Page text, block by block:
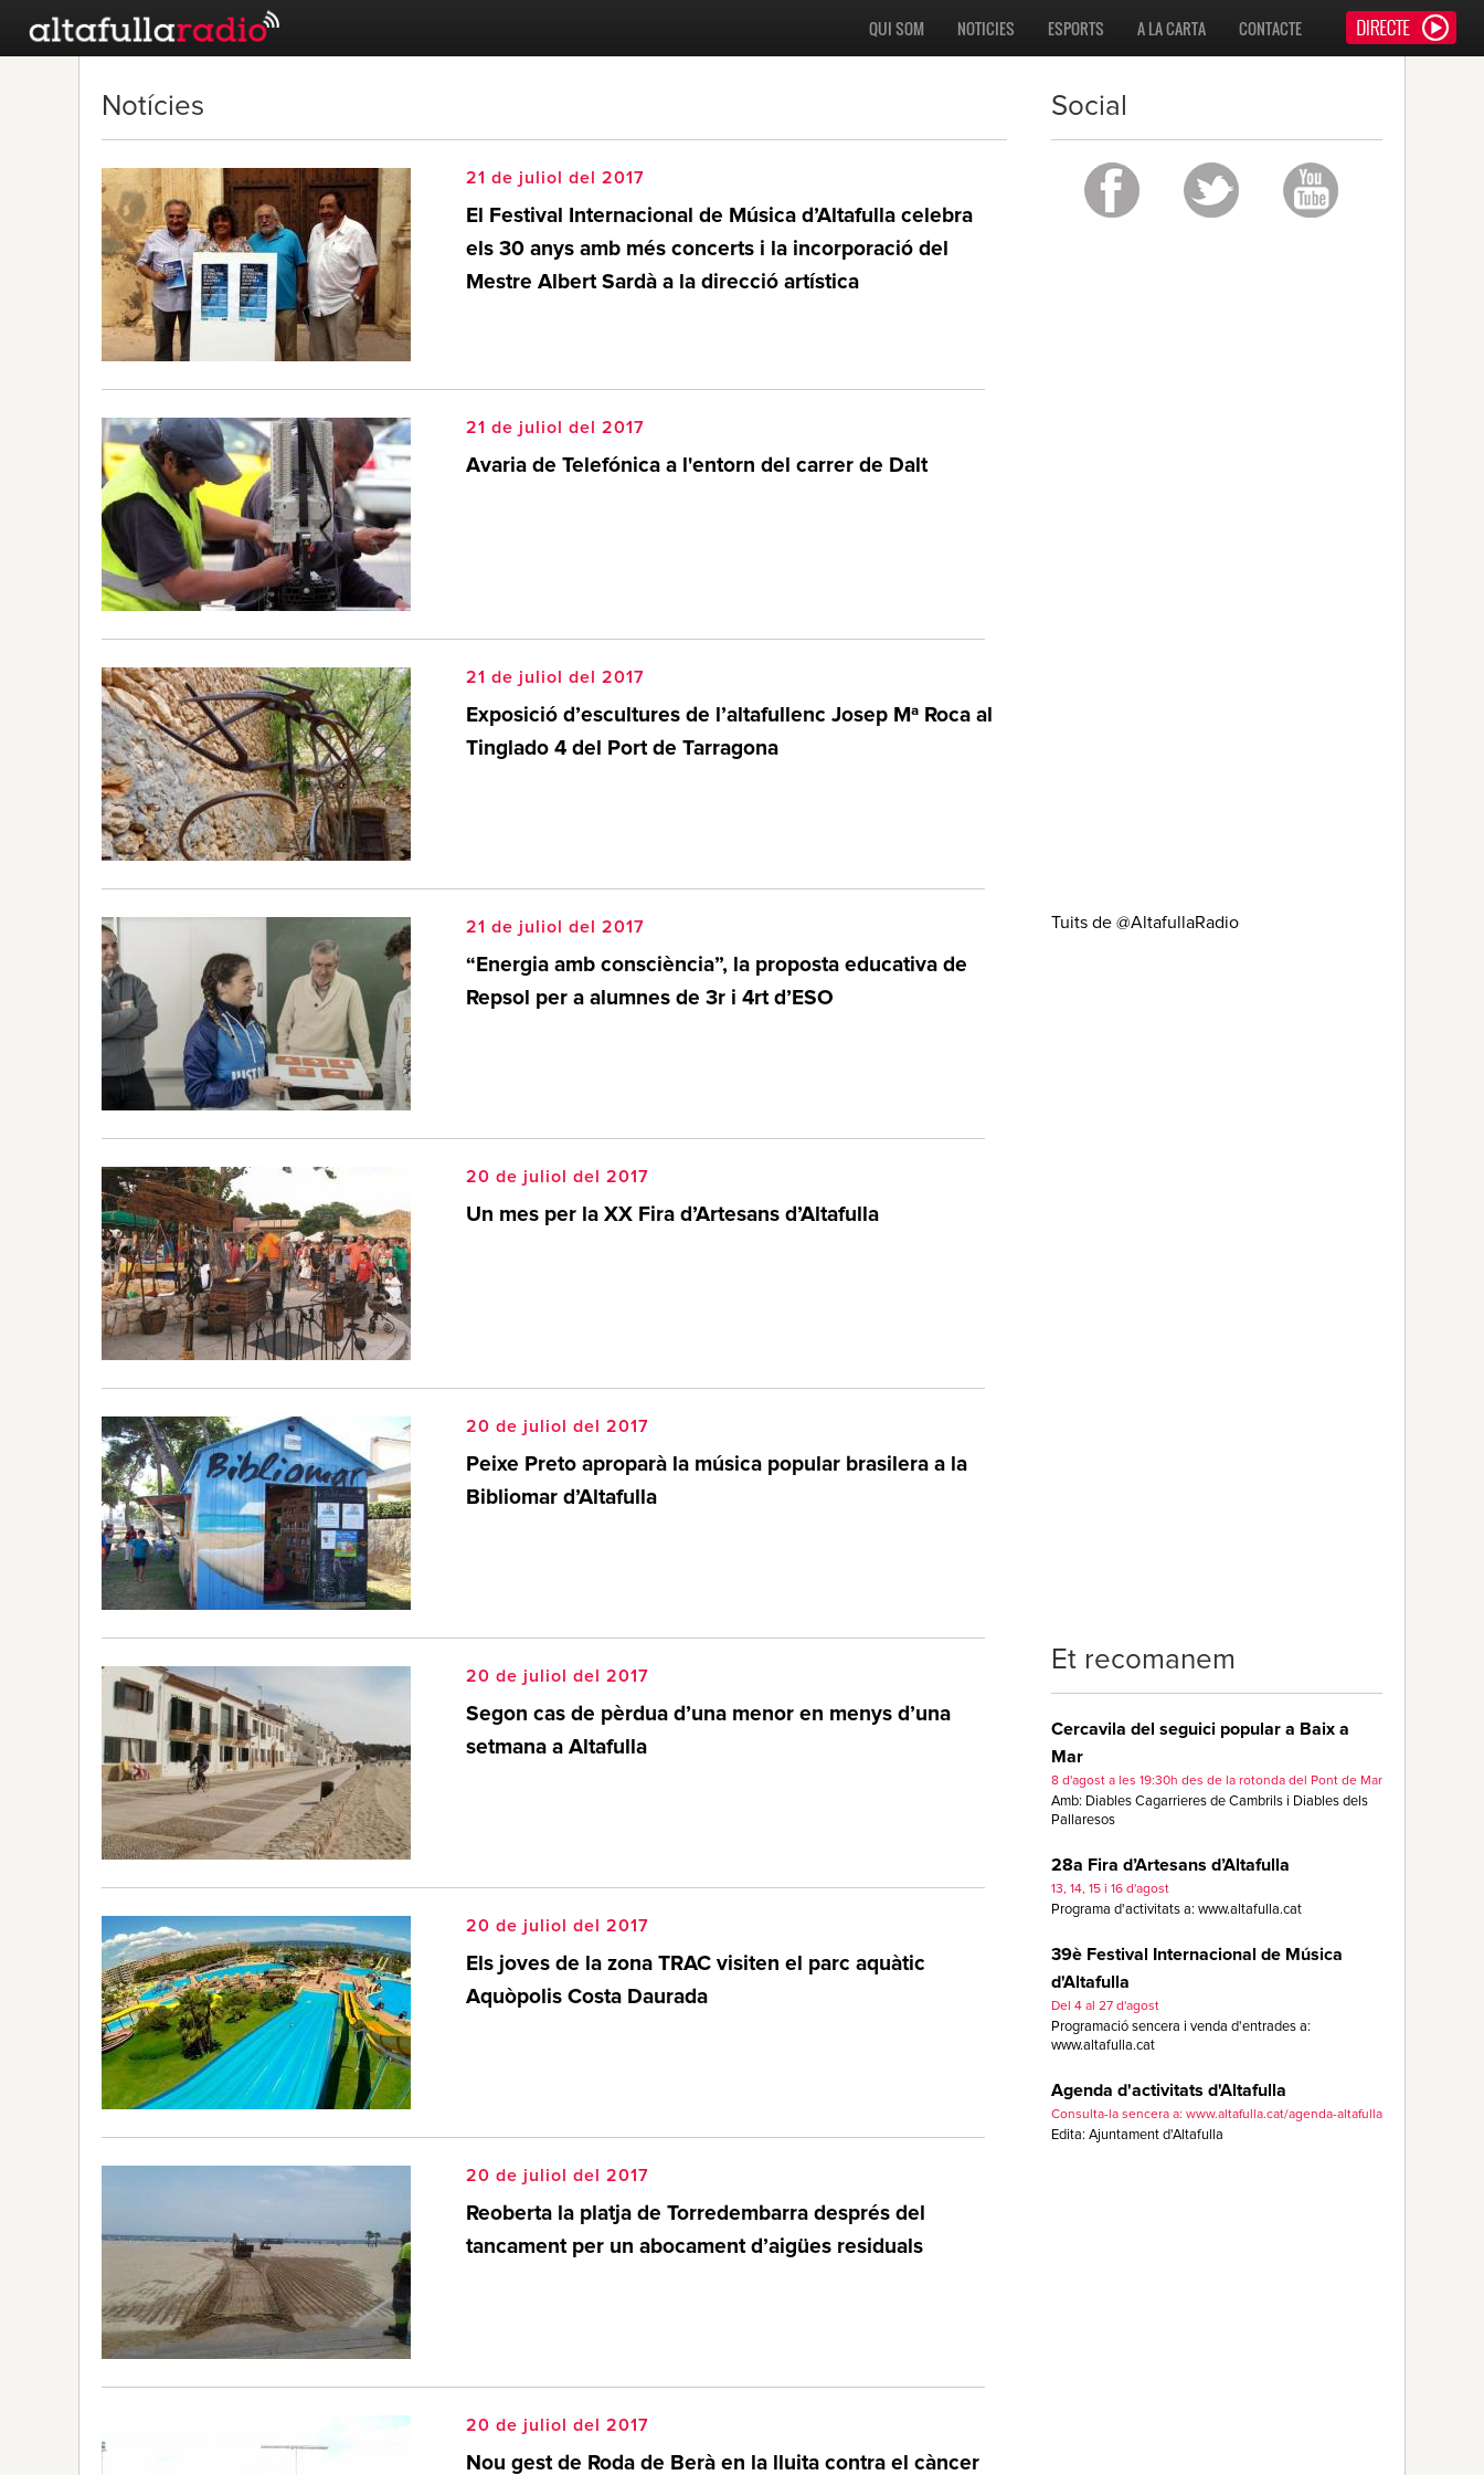
CONTACTE
A LA CARTA
ESPORTS
NOTICIES
QUI SOM
Notícies
21 de juliol del 2017
El Festival Internacional de Música d’Altafulla celebra
els 30 anys amb més concerts i la incorporació del
Mestre Albert Sardà a la direcció artística
21 de juliol del 2017
Avaria de Telefónica a l'entorn del carrer de Dalt
21 de juliol del 2017
Exposició d’escultures de l’altafullenc Josep Mª Roca al
Tinglado 4 del Port de Tarragona
21 de juliol del 2017
“Energia amb consciència”, la proposta educativa de
Repsol per a alumnes de 3r i 4rt d’ESO
20 de juliol del 2017
Un mes per la XX Fira d’Artesans d’Altafulla
20 de juliol del 2017
Peixe Preto aproparà la música popular brasilera a la
Bibliomar d’Altafulla
20 de juliol del 2017
Segon cas de pèrdua d’una menor en menys d’una
setmana a Altafulla
20 de juliol del 2017
Els joves de la zona TRAC visiten el parc aquàtic
Aquòpolis Costa Daurada
20 de juliol del 2017
Reoberta la platja de Torredembarra després del
tancament per un abocament d’aigües residuals
20 de juliol del 2017
Nou gest de Roda de Berà en la lluita contra el càncer
Social
Tuits de @AltafullaRadio
Et recomanem
Cercavila del seguici popular a Baix a
Mar
8 d'agost a les 19:30h des de la rotonda del Pont de Mar
Amb: Diables Cagarrieres de Cambrils i Diables dels
Pallaresos
28a Fira d’Artesans d’Altafulla
13, 14, 15 i 16 d'agost
Programa d'activitats a: www.altafulla.cat
39è Festival Internacional de Música
d'Altafulla
Del 4 al 27 d'agost
Programació sencera i venda d'entrades a:
www.altafulla.cat
Agenda d'activitats d'Altafulla
Consulta-la sencera a: www.altafulla.cat/agenda-altafulla
Edita: Ajuntament d'Altafulla